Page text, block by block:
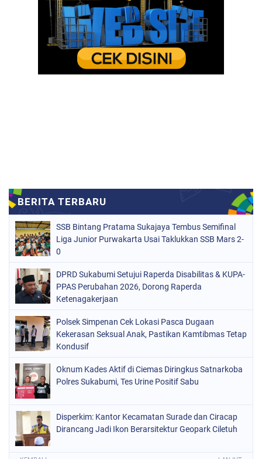
SSB Bintang Pratama Sukajaya Tembus Semifinal
Liga Junior Purwakarta Usai Taklukkan SSB Mars 2-
0
DPRD Sukabumi Setujui Raperda Disabilitas & KUPA-
PPAS Perubahan 2026, Dorong Raperda
Ketenagakerjaan
Polsek Simpenan Cek Lokasi Pasca Dugaan
Kekerasan Seksual Anak, Pastikan Kamtibmas Tetap
Kondusif
Oknum Kades Aktif di Ciemas Diringkus Satnarkoba
Polres Sukabumi, Tes Urine Positif Sabu
Disperkim: Kantor Kecamatan Surade dan Ciracap
Dirancang Jadi Ikon Berarsitektur Geopark Ciletuh